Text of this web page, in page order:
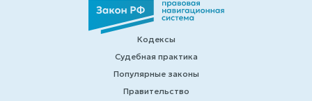
Кодексы
Судебная практика
Популярные законы
Правительство